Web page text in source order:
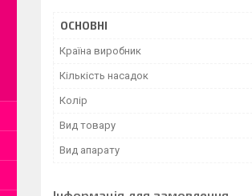
ОСНОВНІ
Країна виробник
Кількість насадок
Колір
Вид товару
Вид апарату